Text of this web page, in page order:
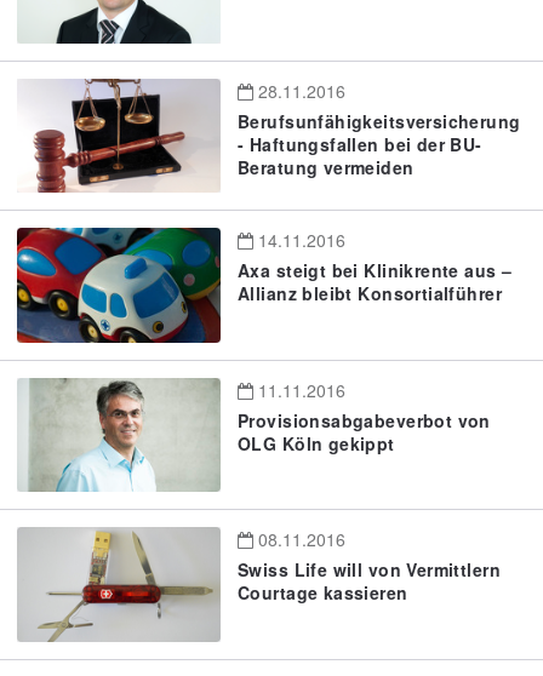
28.11.2016
Berufsunfähigkeitsversicherung
- Haftungsfallen bei der BU-
Beratung vermeiden
14.11.2016
Axa steigt bei Klinikrente aus –
Allianz bleibt Konsortialführer
11.11.2016
Provisionsabgabeverbot von
OLG Köln gekippt
08.11.2016
Swiss Life will von Vermittlern
Courtage kassieren